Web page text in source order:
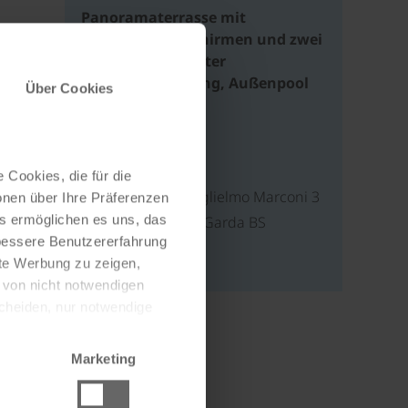
Über Cookies
Cookies, die für die
über Ihre Präferenzen
ermöglichen es uns, das
Benutzererfahrung
Werbung zu zeigen,
nicht notwendigen
Marketing
Panoramaterrasse mit
Liegestühlen, Schirmen und zwei
Whirlpools, direkter
Strand-/Seezugang, Außenpool
Via Lungolago Guglielmo Marconi 3
25010 Limone Sul Garda BS
Italien